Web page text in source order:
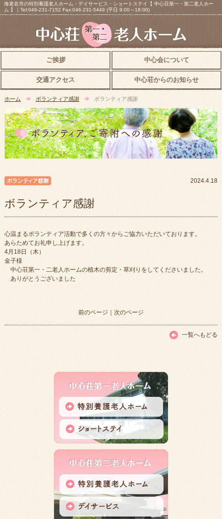
海老名市の特別養護老人ホーム・デイサービス・ショートステイ【 中心荘第一・第二老人ホー
ム 】｜Tel:046-231-7152 Fax:046-231-5449 (平日 9:00～18:00)
ご挨拶 中心会について
交通アクセス 中心荘からのお知らせ
ホーム ボランティア感謝 ボランティア感謝
2024.4.18
ボランティア感謝
心温まるボランティア活動で多くの方々からご協力いただいております。
あらためてお礼申し上げます。
4月18日（木）
金子様
中心荘第一・二老人ホームの植木の剪定・草刈りをしてくださいました。
ありがとうございました
前のページ ｜ 次のページ
一覧へもどる